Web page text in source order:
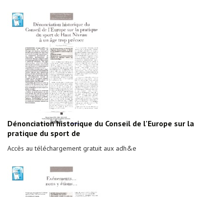
Dénonciation historique du Conseil de l'Europe sur la
pratique du sport de
Accès au téléchargement gratuit aux adh&e